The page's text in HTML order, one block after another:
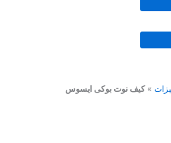
»کیف نوت بوکی ایسوس